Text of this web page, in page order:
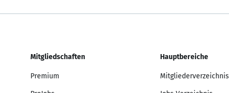
Mitgliedschaften
Premium
Hauptbereiche
Mitgliederverzeichnis